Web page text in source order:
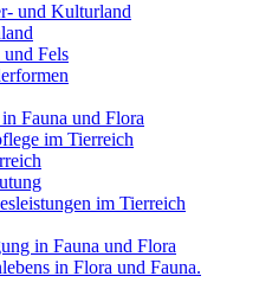
und Kulturland
Fels
Fauna und Flora
im Tierreich
im Tierreich
in Fauna und Flora
in Flora und Fauna.